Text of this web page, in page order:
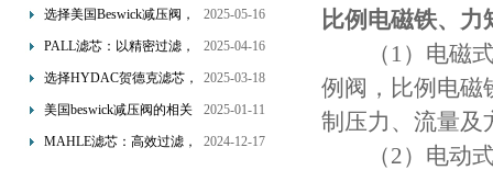
选择美国Beswick减压阀，
提升流体系统效率
2025-05-16
PALL滤芯：以精密过滤，
为工业流体筑起“隐形安全
2025-04-16
选择HYDAC贺德克滤芯，
享受精准过滤与稳定性能
2025-03-18
美国beswick减压阀的相关
知识
2025-01-11
MAHLE滤芯：高效过滤，
2024-12-17
比例电磁铁、
（1）电磁式
例阀，比例电磁
制压力、流量及
（2）电动式